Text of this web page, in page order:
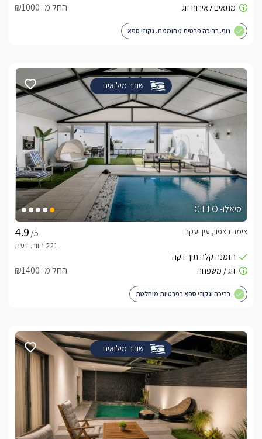
החל מ- ₪1000
נוף. בריכה פרטית מחוממת. גקוזי ספא
שובר מילואים
סיאלו- CIELO
/5
צימר בצפון, עין יעקב
החל מ- ₪1400
בריכה וגקוזי ספא בפרטיות מוחלטת
שובר מילואים